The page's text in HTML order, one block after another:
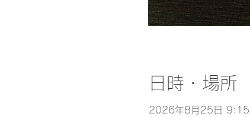
日時・場所
2026年8月25日